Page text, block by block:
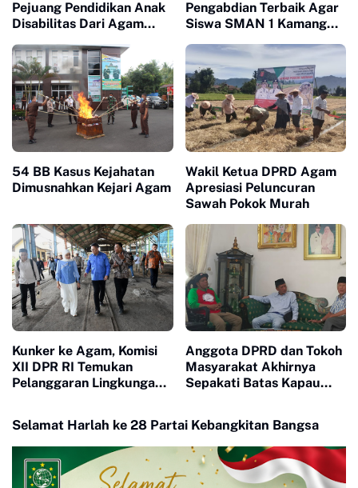
Pejuang Pendidikan Anak
Disabilitas Dari Agam
Pengabdian Terbaik Agar
Siswa SMAN 1 Kamang
Di Kampus Nasional
54 BB Kasus Kejahatan
Dimusnahkan Kejari Agam
Wakil Ketua DPRD Agam
Apresiasi Peluncuran
Sawah Pokok Murah
Kunker ke Agam, Komisi
XII DPR RI Temukan
Pelanggaran Lingkungan
Anggota DPRD dan Tokoh
Masyarakat Akhirnya
Sepakati Batas Kapau
Selamat Harlah ke 28 Partai Kebangkitan Bangsa